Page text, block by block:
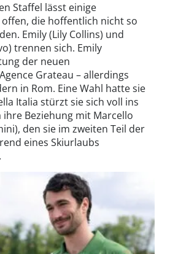
Staffel lässt einige
die hoffentlich nicht so
Emily (Lily Collins) und
trennen sich. Emily
der neuen
Grateau – allerdings
in Rom. Eine Wahl hatte sie
Italia stürzt sie sich voll ins
Beziehung mit Marcello
den sie im zweiten Teil der
eines Skiurlaubs